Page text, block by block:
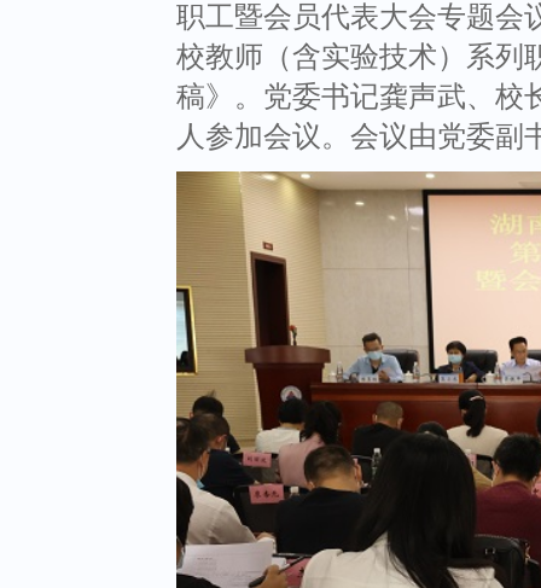
职工暨会员代表大会专题会
校教师（含实验技术）系列
稿》。党委书记龚声武、校
人参加会议。会议由党委副